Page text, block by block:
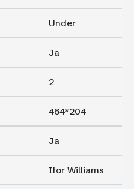
Under
Ja
2
464*204
Ja
Ifor Williams